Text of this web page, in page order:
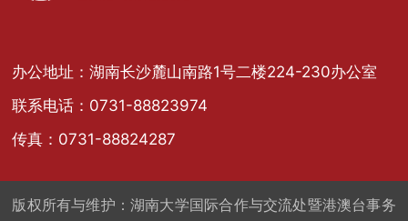
办公地址：湖南长沙麓山南路1号二楼224-230办公室
联系电话：0731-88823974
传真：0731-88824287
版权所有与维护：湖南大学国际合作与交流处暨港澳台事务